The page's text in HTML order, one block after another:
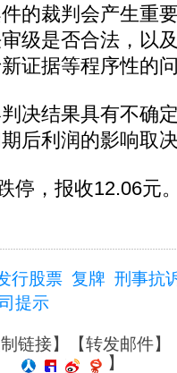
的裁判会产生重
级是否合法，以
证据等程序性的
结果具有不确
后利润的影响取
，报收12.06元
行股票 复牌 刑事抗
提示
链接】【转发邮件】
】